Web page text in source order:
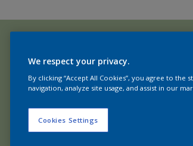
We respect your privacy.
By clicking “Accept All Cookies”, you agree to
navigation, analyze site usage, and assist in our
Cookies Settings